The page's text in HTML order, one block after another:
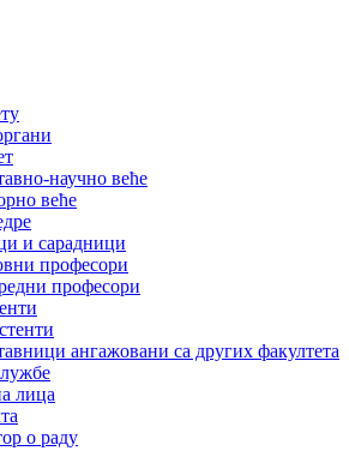
научно веће
веће
и сарадници
професори
професори
ангажовани са других факултета
лица
о раду